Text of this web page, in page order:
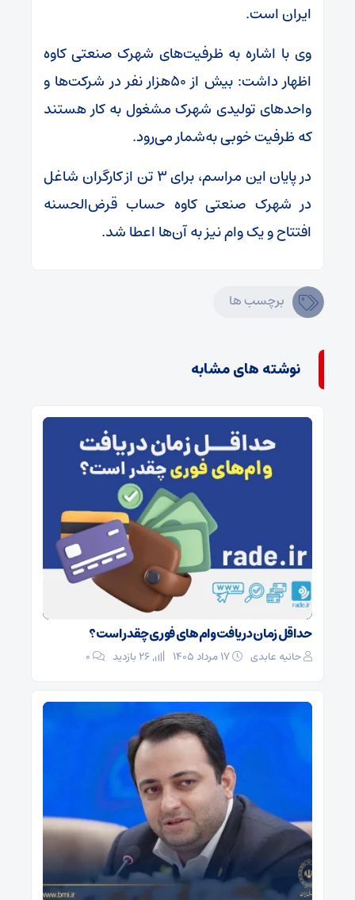
ایران است.
وی با اشاره به ظرفیت‌های شهرک صنعتی کاوه
اظهار داشت: بیش از ۵۰هزار نفر در شرکت‌ها و
واحدهای تولیدی شهرک مشغول به کار هستند
که ظرفیت خوبی به‌شمار می‌رود.
در پایان این مراسم، برای ۳ تن از کارگران شاغل
در شهرک صنعتی کاوه حساب قرض‌الحسنه
افتتاح و یک وام نیز به آن‌ها اعطا شد.
برچسب ها
نوشته های مشابه
حداقل زمان دریافت وام‌های فوری چقدر است؟
حانیه عابدی ۰